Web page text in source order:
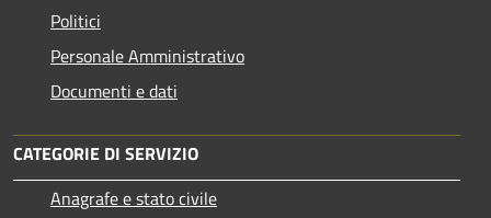
Politici
Personale Amministrativo
Documenti e dati
CATEGORIE DI SERVIZIO
Anagrafe e stato civile